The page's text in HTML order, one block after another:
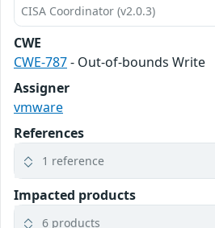
CISA Coordinator (v2.0.3)
CWE
CWE-787- Out-of-bounds Write
Assigner
vmware
References
1 reference
Impacted products
6 products